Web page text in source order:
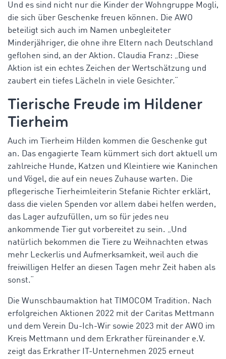
Und es sind nicht nur die Kinder der Wohngruppe Mogli,
die sich über Geschenke freuen können. Die AWO
beteiligt sich auch im Namen unbegleiteter
Minderjähriger, die ohne ihre Eltern nach Deutschland
geflohen sind, an der Aktion. Claudia Franz: „Diese
Aktion ist ein echtes Zeichen der Wertschätzung und
zaubert ein tiefes Lächeln in viele Gesichter.“
Tierische Freude im Hildener
Tierheim
Auch im Tierheim Hilden kommen die Geschenke gut
an. Das engagierte Team kümmert sich dort aktuell um
zahlreiche Hunde, Katzen und Kleintiere wie Kaninchen
und Vögel, die auf ein neues Zuhause warten. Die
pflegerische Tierheimleiterin Stefanie Richter erklärt,
dass die vielen Spenden vor allem dabei helfen werden,
das Lager aufzufüllen, um so für jedes neu
ankommende Tier gut vorbereitet zu sein. „Und
natürlich bekommen die Tiere zu Weihnachten etwas
mehr Leckerlis und Aufmerksamkeit, weil auch die
freiwilligen Helfer an diesen Tagen mehr Zeit haben als
sonst.“
Die Wunschbaumaktion hat TIMOCOM Tradition. Nach
erfolgreichen Aktionen 2022 mit der Caritas Mettmann
und dem Verein Du-Ich-Wir sowie 2023 mit der AWO im
Kreis Mettmann und dem Erkrather füreinander e.V.
zeigt das Erkrather IT-Unternehmen 2025 erneut